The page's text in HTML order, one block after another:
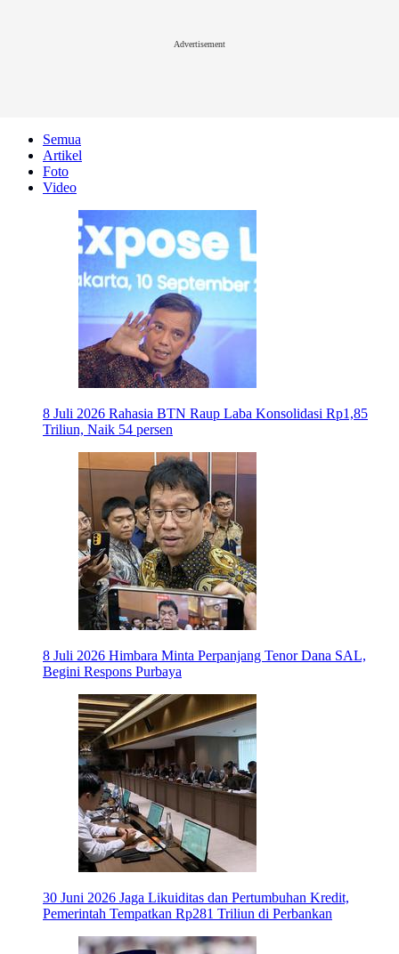
Advertisement
Semua
Artikel
Foto
Video
8 Juli 2026 Rahasia BTN Raup Laba Konsolidasi Rp1,85
Triliun, Naik 54 persen
8 Juli 2026 Himbara Minta Perpanjang Tenor Dana SAL,
Begini Respons Purbaya
30 Juni 2026 Jaga Likuiditas dan Pertumbuhan Kredit,
Pemerintah Tempatkan Rp281 Triliun di Perbankan